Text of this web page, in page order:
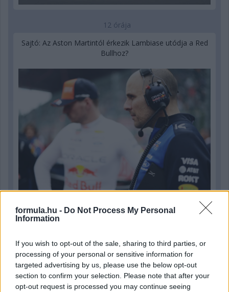
formula.hu - Do Not Process My Personal
Information
If you wish to opt-out of the sale, sharing to third parties, or
processing of your personal or sensitive information for
targeted advertising by us, please use the below opt-out
section to confirm your selection. Please note that after your
opt-out request is processed you may continue seeing
12 órája
Sajtó: Az Aston Martintól érkezik Lambiase utódja a Red
Bullhoz?
második negyedévben